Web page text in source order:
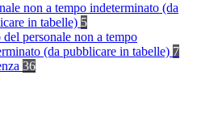
non a tempo indeterminato (da
in tabelle) 5
del personale non a tempo
(da pubblicare in tabelle) 7
36